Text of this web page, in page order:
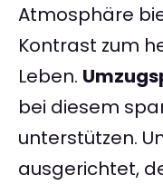
Atmosphäre
Kontrast zum
Leben.
bei diesem
unterstützen.
ausgerichtet,